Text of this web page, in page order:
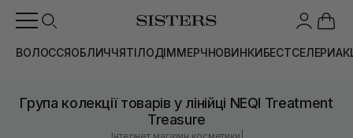
ВОЛОССЯОБЛИЧЧЯТІЛОДІММЕРЧНОВИНКИБЕСТСЕЛЕРИ
Група колекції товарів у лінійці NEQI Treatment
Treasure